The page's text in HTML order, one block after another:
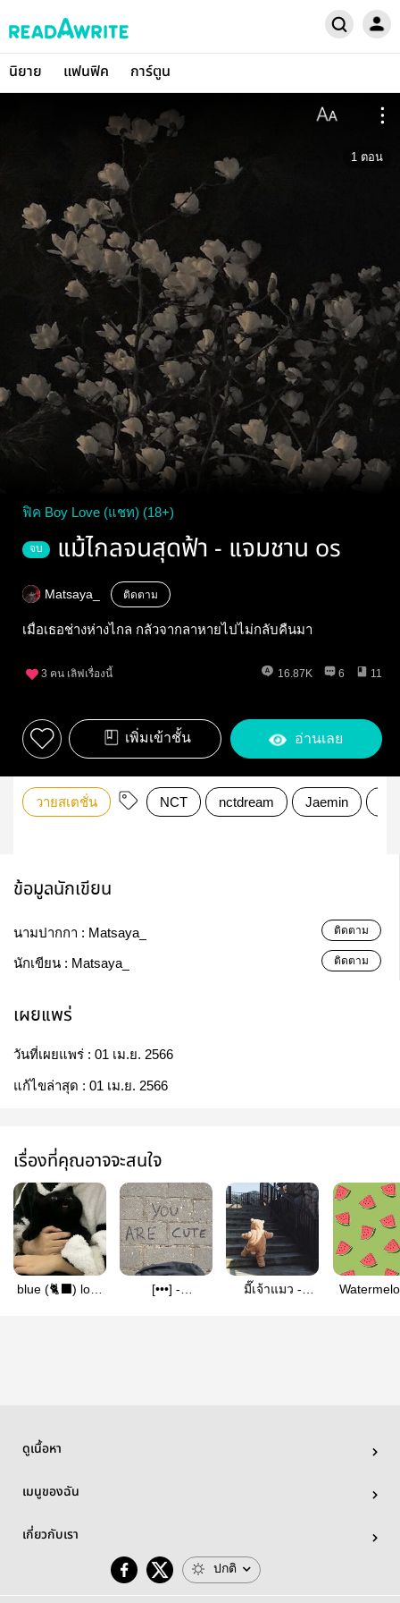
นิยาย แฟนฟิค การ์ตูน
1 ตอน
ฟิค Boy Love (แชท) (18+)
จบ แม้ไกลจนสุดฟ้า - แจมชาน os
Matsaya_ ติดตาม
เมื่อเธอช่างห่างไกล กลัวจากลาหายไปไม่กลับคืนมา
3 คน เลิฟเรื่องนี้ 16.87K 6 11
เพิ่มเข้าชั้น อ่านเลย
วายสเตชั่น NCT nctdream Jaemin
ข้อมูลนักเขียน
นามปากกา : Matsaya_ ติดตาม
นักเขียน : Matsaya_ ติดตาม
เผยแพร่
วันที่เผยแพร่ : 01 เม.ย. 2566
แก้ไขล่าสุด : 01 เม.ย. 2566
เรื่องที่คุณอาจจะสนใจ
blue (🐈‍⬛) lock
[•••] -
มี๊เจ้าแมว -
ดูเนื้อหา
เมนูของฉัน
เกี่ยวกับเรา
ปกติ